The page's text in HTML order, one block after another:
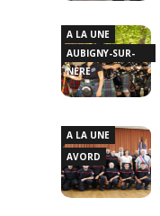
A LA UNE
AUBIGNY-SUR-
NÈRE
A LA UNE
AVORD